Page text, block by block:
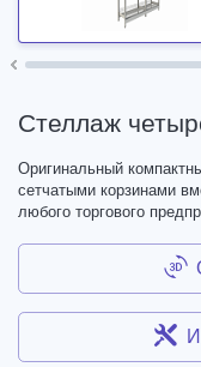
Стеллаж
Оригинальный
сетчатыми корзинами
любого торгового